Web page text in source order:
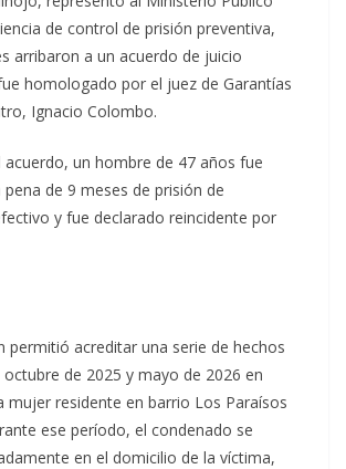
de control de prisión preventiva,
arribaron a un acuerdo de juicio
homologado por el juez de Garantías
Ignacio Colombo.
acuerdo, un hombre de 47 años fue
de 9 meses de prisión de
y fue declarado reincidente por
permitió acreditar una serie de hechos
de 2025 y mayo de 2026 en
mujer residente en barrio Los Paraísos
ese período, el condenado se
en el domicilio de la víctima,